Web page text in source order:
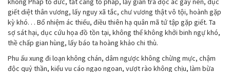
giết diệt thân vương, lấy nguy xã tắc, chư vương thật vô tội, hoành gặp
kỳ khó. . . Bổ nhiệm ác thiếu, điều thiên hạ quân mã tứ tập gặp giết. Ta
sợ sát hại, dục cứu họa đồ tồn tại, không thể không khởi binh ngự khó,
thề chấp gian hùng, lấy báo ta hoàng khảo chi thù.
Phu ấu xung đi loạn không chán, dâm ngược không chừng mực, chậm
độc quỷ thần, kiểu vu cáo ngạo ngoan, vượt rào không chịu, làm bừa